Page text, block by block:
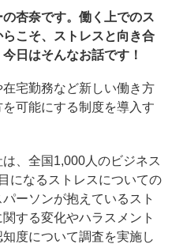
杏奈です。働く上でのス
らこそ、ストレスと向き合
日はそんなお話です！
宅勤務など新しい働き方
可能にする制度を導入す
、全国1,000人のビジネス
になるストレスについての
ーソンが抱えているスト
する変化やハラスメント
度について調査を実施し